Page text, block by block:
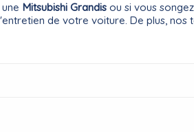
Mitsubishi Grandisou si vous
de votre voiture. De plus, nos